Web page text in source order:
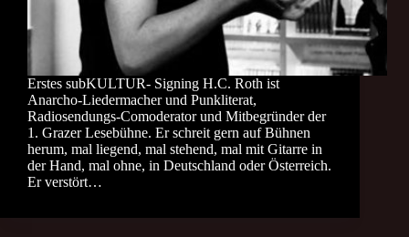
Erstes subKULTUR- Signing H.C. Roth ist
Anarcho-Liedermacher und Punkliterat,
Radiosendungs-Comoderator und Mitbegründer der
1. Grazer Lesebühne. Er schreit gern auf Bühnen
herum, mal liegend, mal stehend, mal mit Gitarre in
der Hand, mal ohne, in Deutschland oder Österreich.
Er verstört…